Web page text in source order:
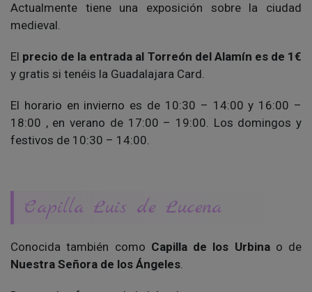
Actualmente tiene una exposición sobre la ciudad
medieval.
El precio de la entrada al Torreón del Alamín es de 1€
y gratis si tenéis la Guadalajara Card.
El horario en invierno es de 10:30 – 14:00 y 16:00 –
18:00 , en verano de 17:00 – 19:00. Los domingos y
festivos de 10:30 – 14:00.
Capilla Luis de Lucena
Conocida también como Capilla de los Urbinao de
Nuestra Señora de los Ángeles.